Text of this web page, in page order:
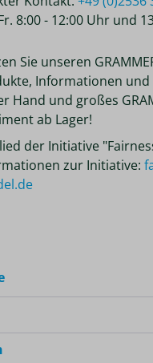
8:00 - 12:00 Uhr und
Sie unseren
Informationen und
Hand und großes
ab Lager!
der Initiative
zur Initiative: